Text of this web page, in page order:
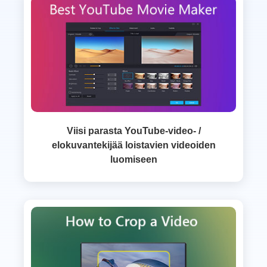
Viisi parasta YouTube-video- /
elokuvantekijää loistavien videoiden
luomiseen